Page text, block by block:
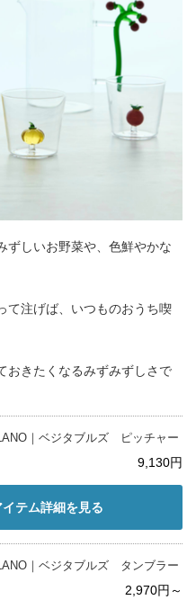
ずしいお野菜や、色鮮やかな
て注げば、いつものおうち喫
おきたくなるみずみずしさで
｜ベジタブルズ ピッチャー
9,130円
イテム詳細を見る
｜ベジタブルズ タンブラー
2,970円～